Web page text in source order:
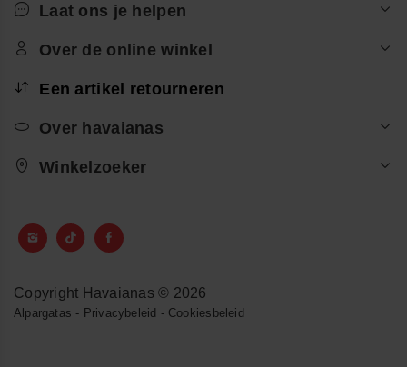
Laat ons je helpen
Over de online winkel
Een artikel retourneren
Over havaianas
Winkelzoeker
Copyright Havaianas © 2026
Alpargatas - Privacybeleid - Cookiesbeleid